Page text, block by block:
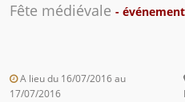
Fête médiévale -
A lieu du 16/07/2016 au
17/07/2016